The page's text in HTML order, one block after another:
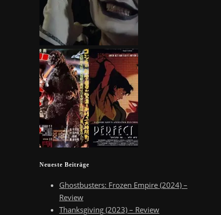
Neueste Beiträge
Ghostbusters: Frozen Empire (2024) –
Review
Thanksgiving (2023) – Review